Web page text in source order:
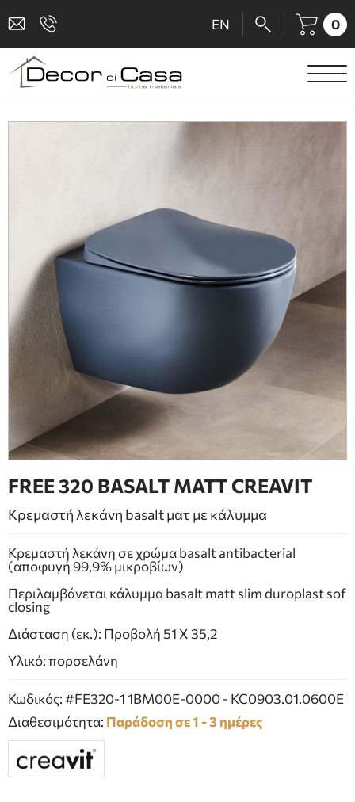
EN 0
ΕΙΔΗ ΥΓΙΕΙΝΗΣ
ΑΞΕΣΟΥΑΡ ΜΠΑΝΙΟΥ
ΚΟΥΖΙΝΑ
ΑΜΕΑ
ΕΠΙΠΛΑ ΜΠΑΝΙΟΥ
ΠΟΡΤΕΣ
ΤΖΑΚΙ
FREE 320 BASALT MATT CREAVIT
Κρεμαστή λεκάνη basalt ματ με κάλυμμα
Κρεμαστή λεκάνη σε χρώμα basalt antibacterial
(αποφυγή 99,9% μικροβίων)
Περιλαμβάνεται κάλυμμα basalt matt slim duroplast sof
closing
Διάσταση (εκ.): Προβολή 51 Χ 35,2
Υλικό: πορσελάνη
Κωδικός: #FE320-1 1BM00E-0000 - KC0903.01.0600E
Διαθεσιμότητα: Παράδοση σε 1 - 3 ημέρες